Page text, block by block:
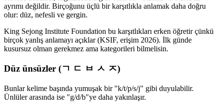
ayrımı değildir. Birçoğunu üçlü bir karşıtlıkla anlamak daha doğru
olur: düz, nefesli ve gergin.
King Sejong Institute Foundation bu karşıtlıkları erken öğretir çünkü
birçok yanlış anlamayı açıklar (KSIF, erişim 2026). İlk günde
kusursuz olman gerekmez ama kategorileri bilmelisin.
Düz ünsüzler (ㄱ ㄷ ㅂ ㅅ ㅈ)
Bunlar kelime başında yumuşak bir "k/t/p/s/j" gibi duyulabilir.
Ünlüler arasında ise "g/d/b"ye daha yakınlaşır.